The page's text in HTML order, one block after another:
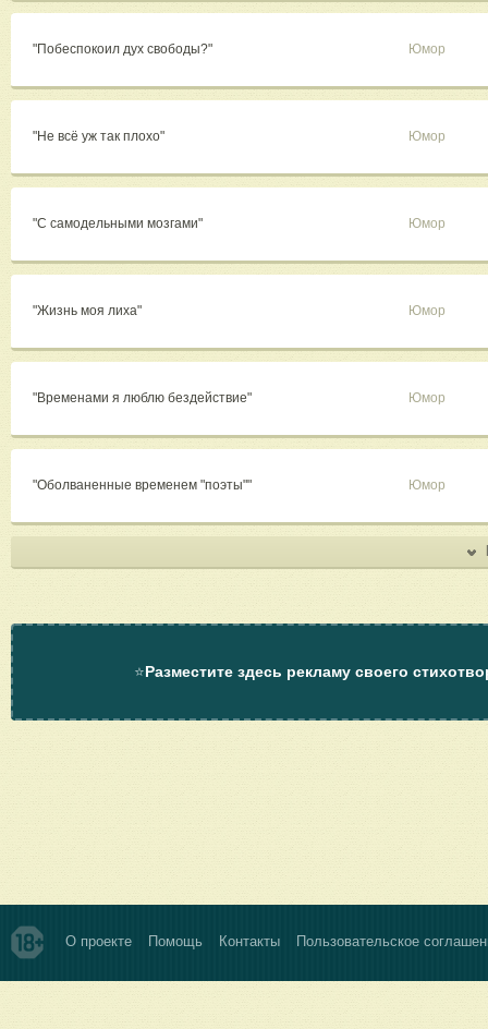
"Побеспокоил дух свободы?" Юмор
"Не всё уж так плохо" Юмор
"С самодельными мозгами" Юмор
"Жизнь моя лиха" Юмор
"Временами я люблю бездействие" Юмор
"Оболваненные временем "поэты"" Юмор
⭐Разместите здесь рекламу своего
О проекте Помощь Контакты Пользовательское